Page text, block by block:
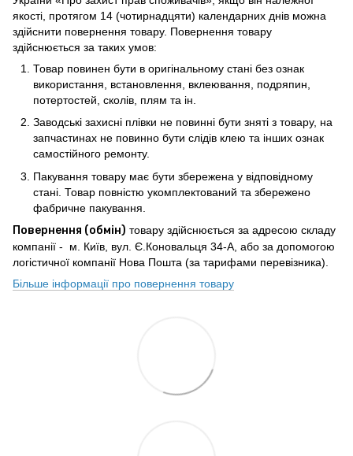
якості, протягом 14 (чотирнадцяти) календарних днів можна
здійснити повернення товару. Повернення товару
здійснюється за таких умов:
Товар повинен бути в оригінальному стані без ознак
використання, встановлення, вклеювання, подряпин,
потертостей, сколів, плям та ін.
Заводські захисні плівки не повинні бути зняті з товару, на
запчастинах не повинно бути слідів клею та інших ознак
самостійного ремонту.
Пакування товару має бути збережена у відповідному
стані. Товар повністю укомплектований та збережено
фабричне пакування.
Повернення (обмін) товару здійснюється за адресою складу
компанії - м. Київ, вул. Є.Коновальця 34-А, або за допомогою
логістичної компанії Нова Пошта (за тарифами перевізника).
Більше інформації про повернення товару